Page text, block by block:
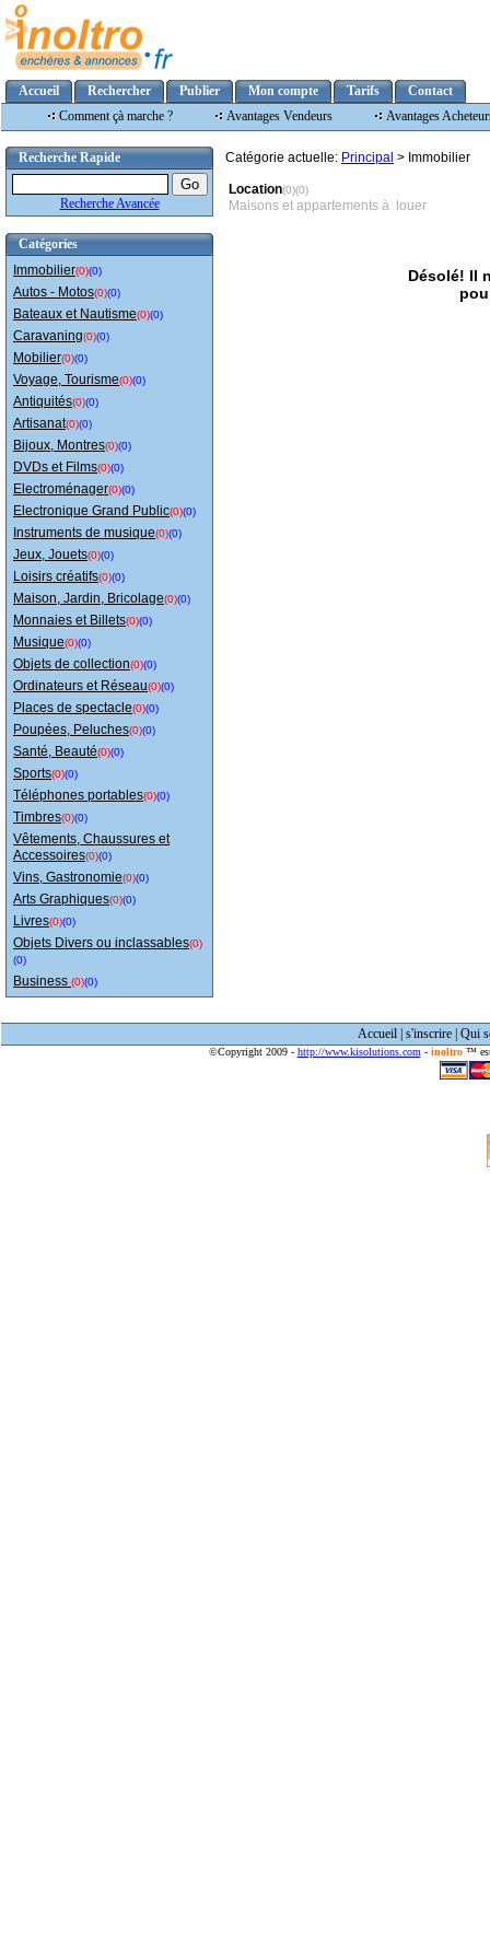
Accueil Rechercher Publier Mon compte Tarifs
Contact
Comment çà marche ?
Avantages Vendeurs Avantages
Recherche Rapide
Recherche Avancée
Catégories
Immobilier(0)(0)
Autos - Motos(0)(0)
Bateaux et Nautisme(0)(0)
Caravaning(0)(0)
Mobilier(0)(0)
Voyage, Tourisme(0)(0)
Antiquités(0)(0)
Artisanat(0)(0)
Bijoux, Montres(0)(0)
DVDs et Films(0)(0)
Electroménager(0)(0)
Electronique Grand Public(0)(0)
Instruments de musique(0)(0)
Jeux, Jouets(0)(0)
Loisirs créatifs(0)(0)
Maison, Jardin, Bricolage(0)(0)
Monnaies et Billets(0)(0)
Musique(0)(0)
Objets de collection(0)(0)
Ordinateurs et Réseau(0)(0)
Places de spectacle(0)(0)
Poupées, Peluches(0)(0)
Santé, Beauté(0)(0)
Sports(0)(0)
Téléphones portables(0)(0)
Timbres(0)(0)
Vêtements, Chaussures et
Accessoires(0)(0)
Vins, Gastronomie(0)(0)
Arts Graphiques(0)(0)
Livres(0)(0)
Objets Divers ou inclassables(0)
(0)
Business (0)(0)
Catégorie actuelle: Principal > Immobilier
Location(0)(0)
Maisons et appartements à louer
Désolé! Il
Accueil s'inscrire Qui
©Copyright 2009 - http://www.kisolutions.com - inoltro™ est